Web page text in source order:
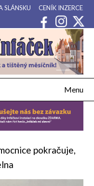
SLÁNSKU
CENÍK INZERCE
pro Slánsko, Kladensko
Menu
pokračuje,